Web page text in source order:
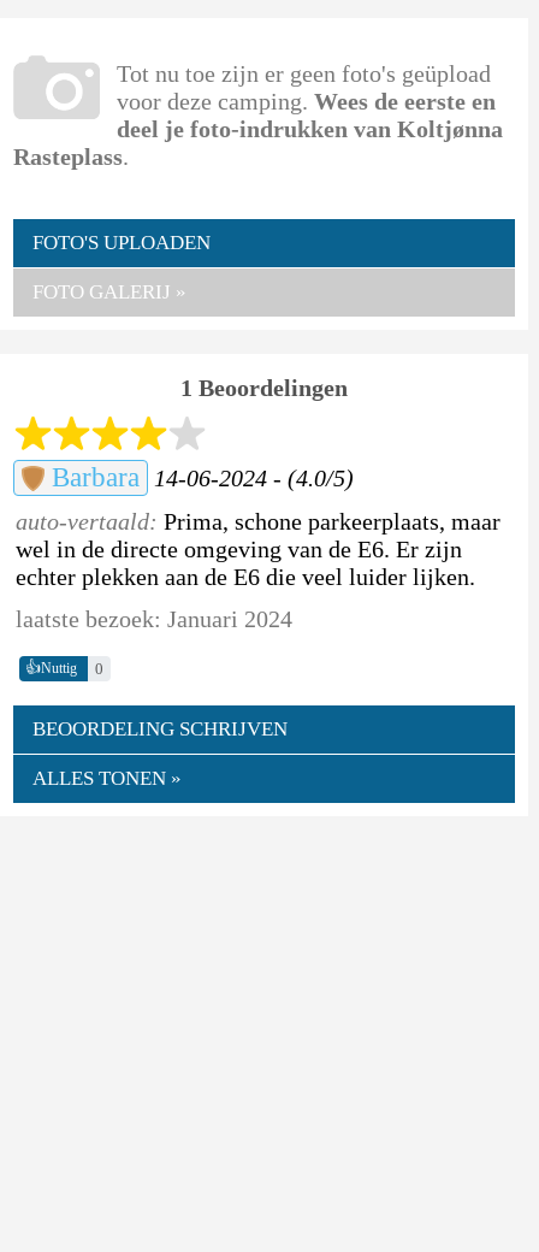
Tot nu toe zijn er geen foto's geüpload
voor deze camping. Wees de eerste en
deel je foto-indrukken van Koltjønna
Rasteplass.
FOTO'S UPLOADEN
FOTO GALERIJ »
1 Beoordelingen
Barbara
14-06-2024 - (4.0/5)
auto-vertaald: Prima, schone parkeerplaats, maar
wel in de directe omgeving van de E6. Er zijn
echter plekken aan de E6 die veel luider lijken.
laatste bezoek: Januari 2024
👍Nuttig 0
BEOORDELING SCHRIJVEN
ALLES TONEN »